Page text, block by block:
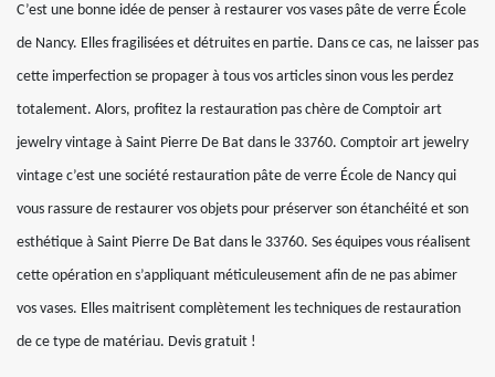
C’est une bonne idée de penser à restaurer vos vases pâte de verre École
de Nancy. Elles fragilisées et détruites en partie. Dans ce cas, ne laisser pas
cette imperfection se propager à tous vos articles sinon vous les perdez
totalement. Alors, profitez la restauration pas chère de Comptoir art
jewelry vintage à Saint Pierre De Bat dans le 33760. Comptoir art jewelry
vintage c’est une société restauration pâte de verre École de Nancy qui
vous rassure de restaurer vos objets pour préserver son étanchéité et son
esthétique à Saint Pierre De Bat dans le 33760. Ses équipes vous réalisent
cette opération en s’appliquant méticuleusement afin de ne pas abimer
vos vases. Elles maitrisent complètement les techniques de restauration
de ce type de matériau. Devis gratuit !